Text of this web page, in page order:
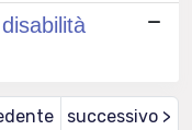
successivo >